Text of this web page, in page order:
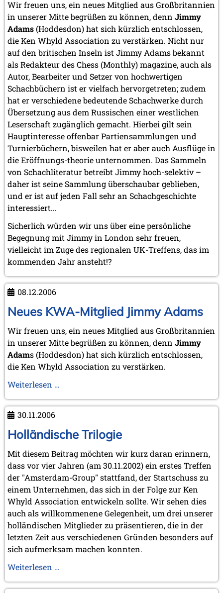
März 2022 (1 Eintrag)
2021
Dezember 2021 (1 Eintrag)
November 2021 (1 Eintrag)
Oktober 2021 (1 Eintrag)
August 2021 (1 Eintrag)
2019
Oktober 2019 (1 Eintrag)
Mai 2019 (1 Eintrag)
2017
Juni 2017 (1 Eintrag)
2012
Juni 2012 (1 Eintrag)
Mai 2012 (1 Eintrag)
April 2012 (6 Einträge)
März 2012 (2 Einträge)
Februar 2012 (3 Einträge)
2011
Dezember 2011 (1 Eintrag)
November 2011 (2 Einträge)
August 2011 (3 Einträge)
Juli 2011 (2 Einträge)
Juni 2011 (2 Einträge)
Mai 2011 (2 Einträge)
April 2011 (5 Einträge)
März 2011 (1 Eintrag)
Februar 2011 (1 Eintrag)
Januar 2011 (4 Einträge)
2010
Dezember 2010 (1 Eintrag)
Oktober 2010 (1 Eintrag)
September 2010 (1 Eintrag)
Juli 2010 (3 Einträge)
Juni 2010 (2 Einträge)
April 2010 (3 Einträge)
März 2010 (2 Einträge)
Februar 2010 (1 Eintrag)
Januar 2010 (4 Einträge)
2009
Dezember 2009 (3 Einträge)
November 2009 (4 Einträge)
Oktober 2009 (4 Einträge)
September 2009 (1 Eintrag)
Juni 2009 (1 Eintrag)
Mai 2009 (3 Einträge)
Februar 2009 (1 Eintrag)
2008
Dezember 2008 (1 Eintrag)
November 2008 (8 Einträge)
Wir freuen uns, ein neues Mitglied aus Großbritannien
in unserer Mitte begrüßen zu können, denn Jimmy
Adams(Hoddesdon) hat sich kürzlich entschlossen,
die Ken Whyld Association zu verstärken. Nicht nur
auf den britischen Inseln ist Jimmy Adams bekannt
als Redakteur des Chess (Monthly) magazine, auch als
Autor, Bearbeiter und Setzer von hochwertigen
Schachbüchern ist er vielfach hervorgetreten; zudem
hat er verschiedene bedeutende Schachwerke durch
Übersetzung aus dem Russischen einer westlichen
Leserschaft zugänglich gemacht. Hierbei gilt sein
Hauptinteresse offenbar Partiensammlungen und
Turnierbüchern, bisweilen hat er aber auch Ausflüge in
die Eröffnungs-theorie unternommen. Das Sammeln
von Schachliteratur betreibt Jimmy hoch-selektiv –
daher ist seine Sammlung überschaubar geblieben,
und er ist auf jeden Fall sehr an Schachgeschichte
interessiert...
Sicherlich würden wir uns über eine persönliche
Begegnung mit Jimmy in London sehr freuen,
vielleicht im Zuge des regionalen UK-Treffens, das im
kommenden Jahr ansteht!?
08.12.2006
Neues KWA-Mitglied Jimmy Adams
Wir freuen uns, ein neues Mitglied aus Großbritannien
in unserer Mitte begrüßen zu können, denn Jimmy
Adams (Hoddesdon) hat sich kürzlich entschlossen,
die Ken Whyld Association zu verstärken.
Weiterlesen …
Mitglied
Adams
30.11.2006
Holländische Trilogie
Mit diesem Beitrag möchten wir kurz daran erinnern,
dass vor vier Jahren (am 30.11.2002) ein erstes Treffen
der "Amsterdam-Group" stattfand, der Startschuss zu
einem Unternehmen, das sich in der Folge zur Ken
Whyld Association entwickeln sollte. Wir sehen dies
auch als willkommenene Gelegenheit, um drei unserer
holländischen Mitglieder zu präsentieren, die in der
letzten Zeit aus verschiedenen Gründen besonders auf
sich aufmerksam machen konnten.
Weiterlesen …